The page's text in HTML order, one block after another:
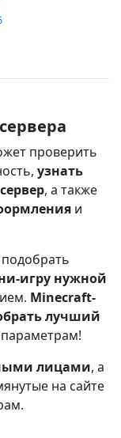
проверить
узнать
, а также
и
игру нужной
Minecraft-
лучший
лицами, а
на сайте